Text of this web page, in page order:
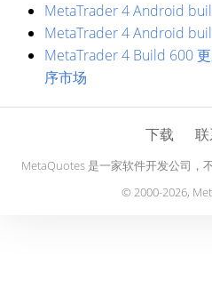
MetaTrader 4 Android
MetaTrader 4 Android
MetaTrader 4 Build 600
序市场
下载
MetaQuotes 是一家软件开发公司，
© 2000-2026,